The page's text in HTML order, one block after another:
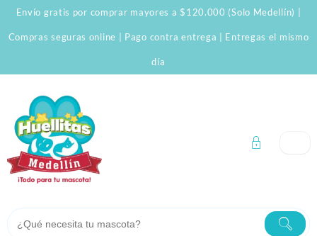
Skip
content
Envío gratis por comprar mayores a $120.000 (Solo Medellín) |
Compras seguras online | Pago contra entrega | Entregas el mismo
día